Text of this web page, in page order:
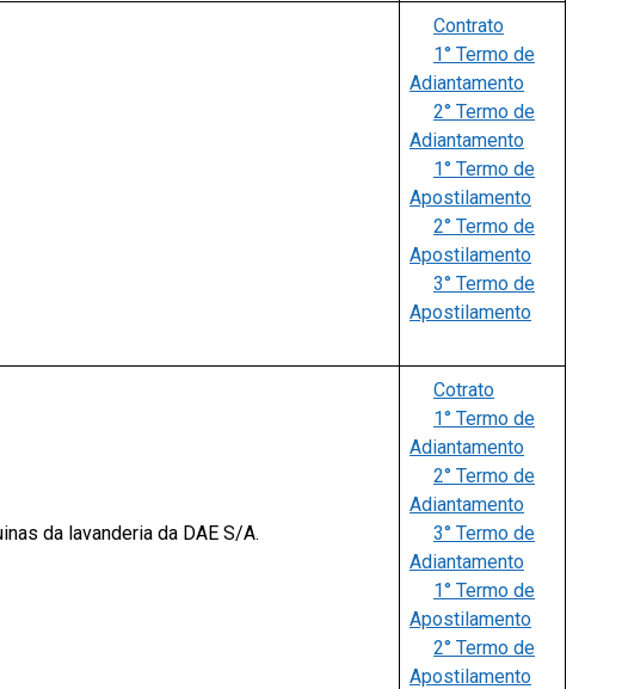
Contrato
1° Termo de
Adiantamento
2° Termo de
Adiantamento
1° Termo de
Apostilamento
2° Termo de
Apostilamento
3° Termo de
Apostilamento
da lavanderia da DAE S/A.
Cotrato
1° Termo de
Adiantamento
2° Termo de
Adiantamento
3° Termo de
Adiantamento
1° Termo de
Apostilamento
2° Termo de
Apostilamento